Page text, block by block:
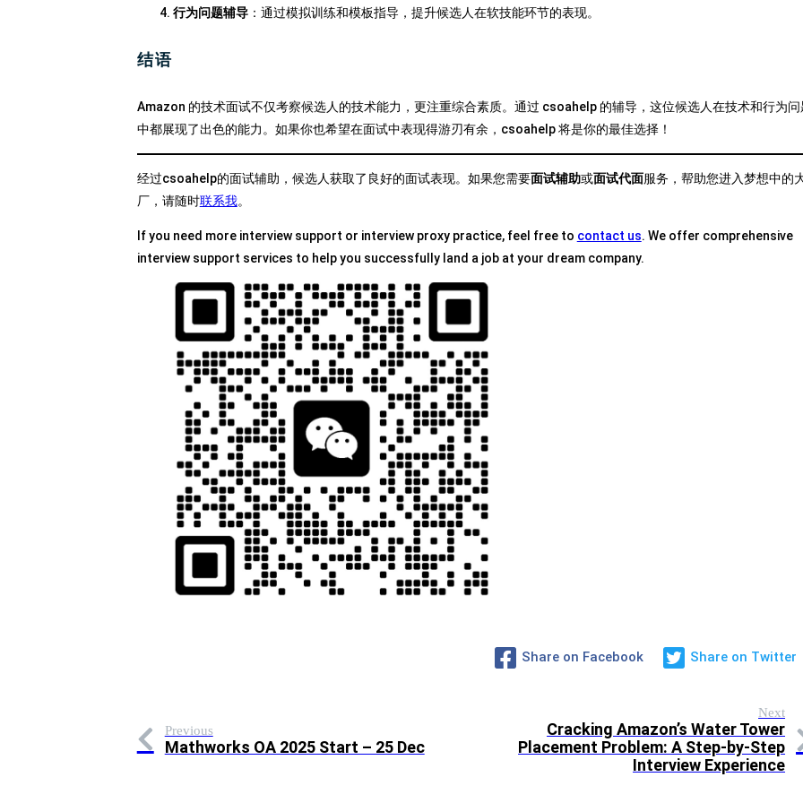
行为问题辅导：通过模拟训练和模板指导，提升候选人在软技能环节的表现。
结语
Amazon 的技术面试不仅考察候选人的技术能力，更注重综合素质。通过 csoahelp 的辅导，这位候选人在技术和行为问
中都展现了出色的能力。如果你也希望在面试中表现得游刃有余，csoahelp 将是你的最佳选择！
经过csoahelp的面试辅助，候选人获取了良好的面试表现。如果您需要面试辅助或面试代面服务，帮助您进入梦想中的
厂，请随时联系我。
If you need more interview support or interview proxy practice, feel free to contact us. We offer comprehensive
interview support services to help you successfully land a job at your dream company.
Share on Facebook Share on Twitter
Previous
Mathworks OA 2025 Start – 25 Dec
Next
Cracking Amazon’s Water Tower
Placement Problem: A Step-by-Step
Interview Experience